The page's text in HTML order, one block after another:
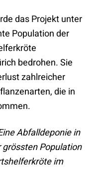
das Projekt unter
Population der
bedrohen. Sie
zahlreicher
die in
Abfalldeponie in
grössten Population
im